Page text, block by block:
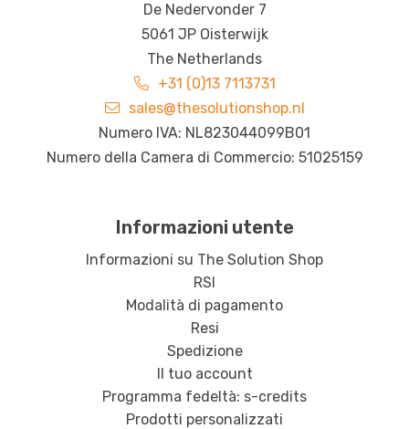
De Nedervonder 7
5061 JP Oisterwijk
The Netherlands
+31 (0)13 7113731
sales@thesolutionshop.nl
Numero IVA: NL823044099B01
Numero della Camera di Commercio: 51025159
Informazioni utente
Informazioni su The Solution Shop
RSI
Modalità di pagamento
Resi
Spedizione
Il tuo account
Programma fedeltà: s-credits
Prodotti personalizzati